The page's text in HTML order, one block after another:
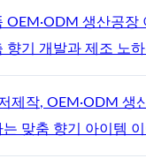
OEM·ODM 생산공장
향기 개발과 제조 노
제작, OEM·ODM 생
맞춤 향기 아이템 이